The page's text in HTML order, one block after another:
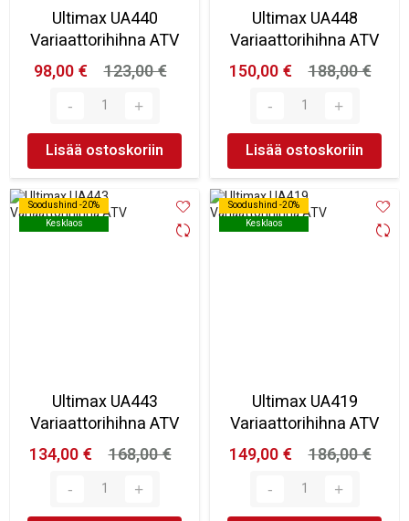
Ultimax UA440
Variaattorihihna ATV
98,00 €
123,00 €
Lisää ostoskoriin
Ultimax UA448
Variaattorihihna ATV
150,00 €
188,00 €
Lisää ostoskoriin
Soodushind -20%
Kesklaos
Soodushind -20%
Kesklaos
Ultimax UA443
Variaattorihihna ATV
134,00 €
168,00 €
Soodushind -20%
Kesklaos
Soodushind -20%
Kesklaos
Ultimax UA419
Variaattorihihna ATV
149,00 €
186,00 €